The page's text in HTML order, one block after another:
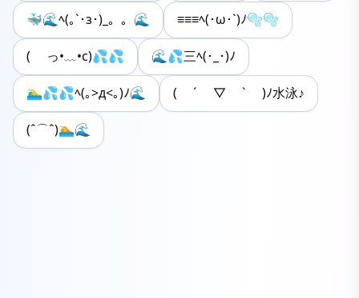
🐳🌊ﾍ(｡`･з･)_。。🌊 ≡≡≡ﾍ(･ω･`)ﾉ🫧🫧
( っ•﹏•c)💦💦 🌊💦三ﾍ(･_･)ﾉ
🏊‍♂️💦💦ﾍ(｡>д<｡)ﾉ🌊 ( ´ ▽ ` )ﾉ水泳♪
(ˆ⌒ˆ)🏊🌊